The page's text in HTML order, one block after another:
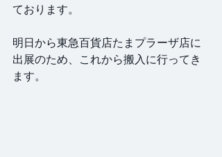
ております。
明日から東急百貨店たまプラーザ店に
出展のため、これから搬入に行ってき
ます。